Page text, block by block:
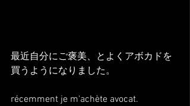
最近自分にご褒美、とよくアボカドを
買うようになりました。
récemment je m'achète avocat.